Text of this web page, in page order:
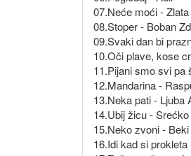
07.Neće moći -
08.Stoper - Boban
09.Svaki dan bi
10.Oči plave, kose
11.Pijani smo svi pa
12.Mandarina -
13.Neka pati - Ljuba
14.Ubij žicu -
15.Neko zvoni -
16.Idi kad si